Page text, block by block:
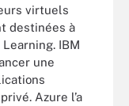
virtuels
destinées à
IBM
une
Azure l’a